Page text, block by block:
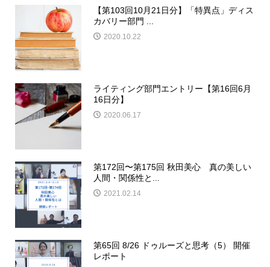
【第103回10月21日分】「特異点」ディス
カバリー部門 ...
2020.10.22
ライティング部門エントリー【第16回6月
16日分】
2020.06.17
第172回〜第175回 秋田美心 真の美しい
人間・関係性と...
2021.02.14
第65回 8/26 ドゥルーズと思考（5） 開催
レポート